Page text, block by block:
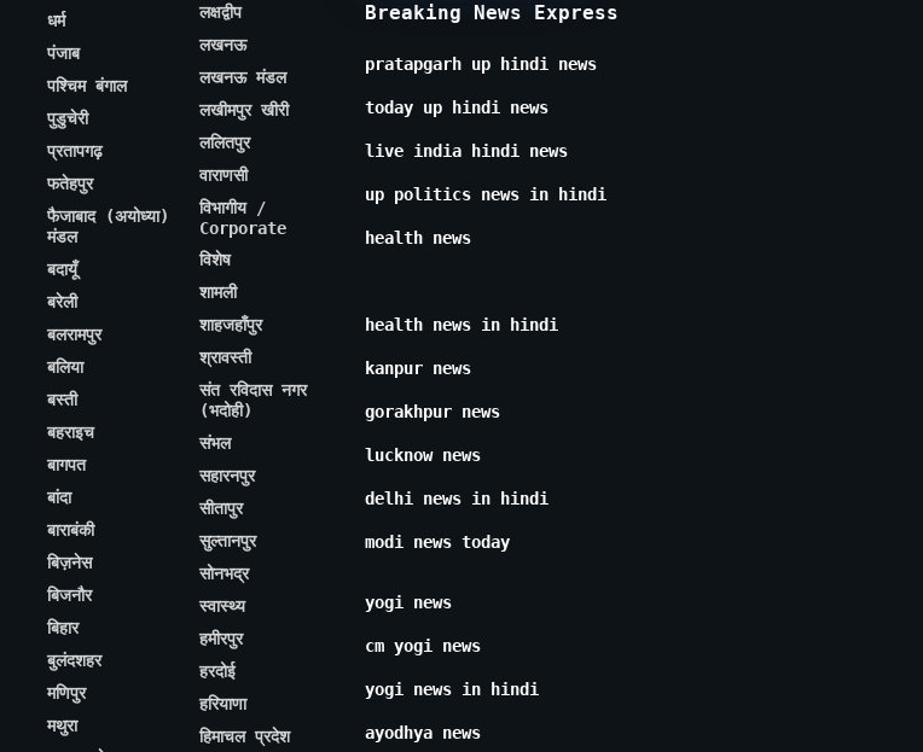
धर्म
पंजाब
पश्चिम बंगाल
पुडुचेरी
प्रतापगढ़
फतेहपुर
फैजाबाद (अयोध्या)
मंडल
बदायूँ
बरेली
बलरामपुर
बलिया
बस्ती
बहराइच
बागपत
बांदा
बाराबंकी
बिज़नेस
बिजनौर
बिहार
बुलंदशहर
मणिपुर
मथुरा
लक्षद्वीप
लखनऊ
लखनऊ मंडल
लखीमपुर खीरी
ललितपुर
वाराणसी
विभागीय /
Corporate
विशेष
शामली
शाहजहाँपुर
श्रावस्ती
संत रविदास नगर
(भदोही)
संभल
सहारनपुर
सीतापुर
सुल्तानपुर
सोनभद्र
स्वास्थ्य
हमीरपुर
हरदोई
हरियाणा
हिमाचल प्रदेश
Breaking News Express
pratapgarh up hindi news
today up hindi news
live india hindi news
up politics news in hindi
health news
health news in hindi
kanpur news
gorakhpur news
lucknow news
delhi news in hindi
modi news today
yogi news
cm yogi news
yogi news in hindi
ayodhya news